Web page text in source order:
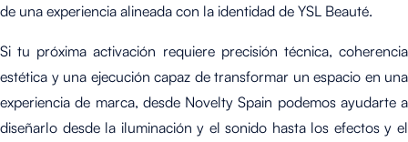
de una experiencia alineada con la identidad de YSL Beauté.
Si tu próxima activación requiere precisión técnica, coherencia
estética y una ejecución capaz de transformar un espacio en una
experiencia de marca, desde Novelty Spain podemos ayudarte a
diseñarlo desde la iluminación y el sonido hasta los efectos y el